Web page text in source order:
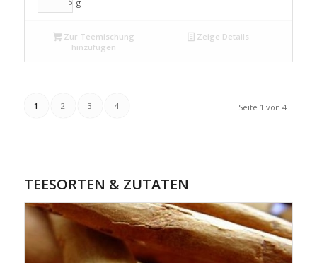
Zur Teemischung
hinzufügen
Zeige Details
Seite 1 von 4
1 2 3 4
TEESORTEN & ZUTATEN